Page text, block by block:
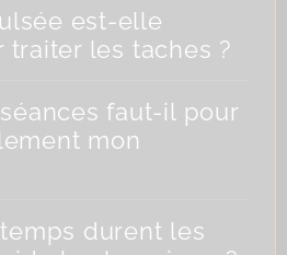
est-elle
traiter les taches ?
faut-il pour
mon
durent les